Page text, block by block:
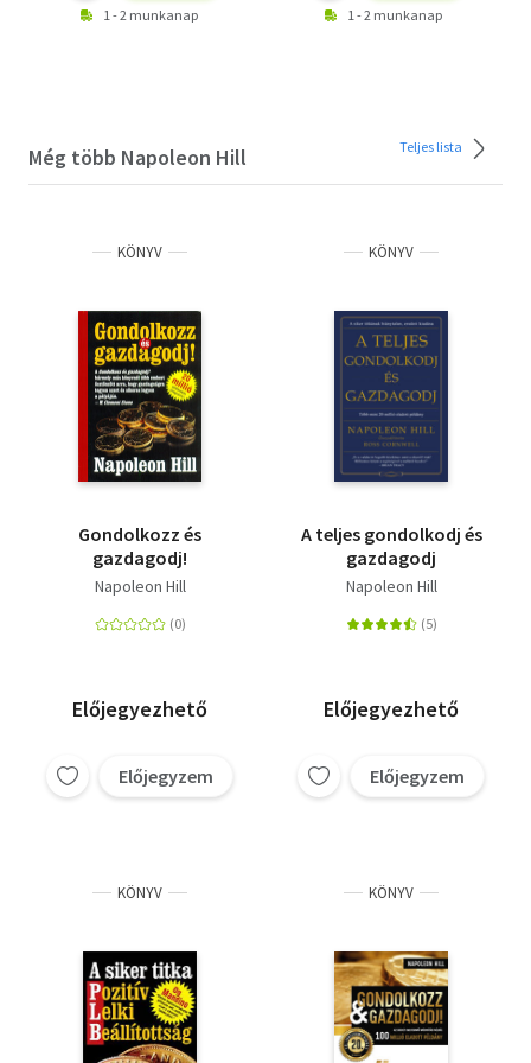
Cselekedj! 2671 - 2 munkanap 1 - 2 munkanap
Még több Napoleon Hill Teljes lista
KÖNYV
Gondolkozz és
gazdagodj!
Napoleon Hill
Előjegyezhető
Előjegyzem
KÖNYV
A teljes gondolkodj és
gazdagodj
Napoleon Hill
Előjegyezhető
Előjegyzem
KÖNYV KÖNYV